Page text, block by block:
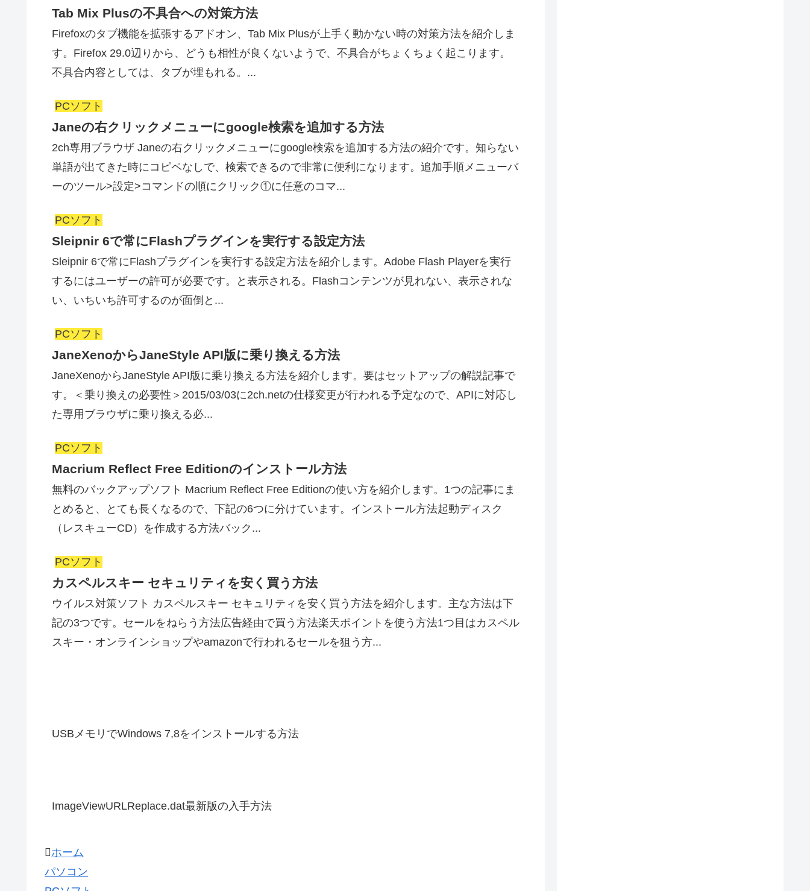
Tab Mix Plusの不具合への対策方法
Firefoxのタブ機能を拡張するアドオン、Tab Mix Plusが上手く動かない時の対策方法を紹介しま
す。Firefox 29.0辺りから、どうも相性が良くないようで、不具合がちょくちょく起こります。
不具合内容としては、タブが埋もれる。...
PCソフト
Janeの右クリックメニューにgoogle検索を追加する方法
2ch専用ブラウザ Janeの右クリックメニューにgoogle検索を追加する方法の紹介です。知らない
単語が出てきた時にコピペなしで、検索できるので非常に便利になります。追加手順メニューバ
ーのツール>設定>コマンドの順にクリック①に任意のコマ...
PCソフト
Sleipnir 6で常にFlashプラグインを実行する設定方法
Sleipnir 6で常にFlashプラグインを実行する設定方法を紹介します。Adobe Flash Playerを実行
するにはユーザーの許可が必要です。と表示される。Flashコンテンツが見れない、表示されな
い、いちいち許可するのが面倒と...
PCソフト
JaneXenoからJaneStyle API版に乗り換える方法
JaneXenoからJaneStyle API版に乗り換える方法を紹介します。要はセットアップの解説記事で
す。＜乗り換えの必要性＞2015/03/03に2ch.netの仕様変更が行われる予定なので、APIに対応し
た専用ブラウザに乗り換える必...
PCソフト
Macrium Reflect Free Editionのインストール方法
無料のバックアップソフト Macrium Reflect Free Editionの使い方を紹介します。1つの記事にま
とめると、とても長くなるので、下記の6つに分けています。インストール方法起動ディスク
（レスキューCD）を作成する方法バック...
PCソフト
カスペルスキー セキュリティを安く買う方法
ウイルス対策ソフト カスペルスキー セキュリティを安く買う方法を紹介します。主な方法は下
記の3つです。セールをねらう方法広告経由で買う方法楽天ポイントを使う方法1つ目はカスペル
スキー・オンラインショップやamazonで行われるセールを狙う方...
USBメモリでWindows 7,8をインストールする方法
ImageViewURLReplace.dat最新版の入手方法
ホーム
パソコン